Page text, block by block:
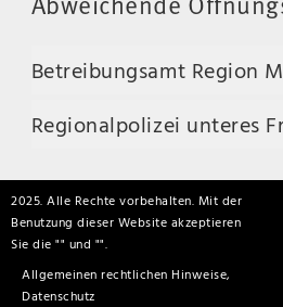
Abweichende
Betreibungsamt Region
Regionalpolizei unteres
2025. Alle Rechte vorbehalten. Mit der
Benutzung dieser Website akzeptieren
Sie die "
Allgemeinen rechtlichen Hinweise,
Datenschutz
" und "".